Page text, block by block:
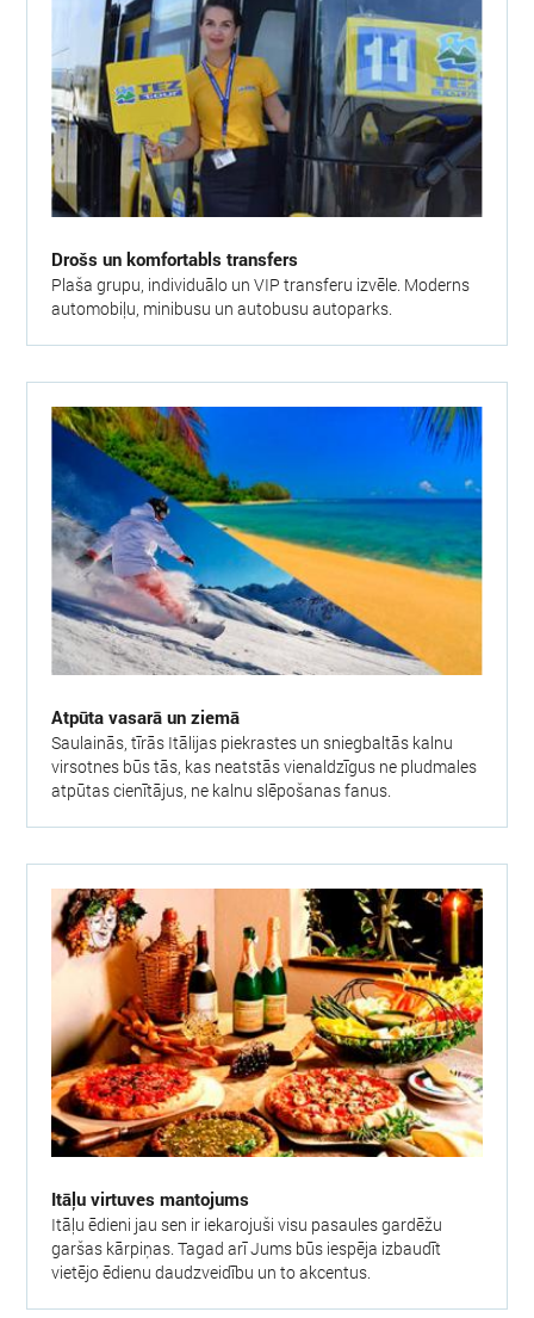
Drošs un komfortabls transfers
Plaša grupu, individuālo un VIP transferu izvēle. Moderns
automobiļu, minibusu un autobusu autoparks.
Atpūta vasarā un ziemā
Saulainās, tīrās Itālijas piekrastes un sniegbaltās kalnu
virsotnes būs tās, kas neatstās vienaldzīgus ne pludmales
atpūtas cienītājus, ne kalnu slēpošanas fanus.
Itāļu virtuves mantojums
Itāļu ēdieni jau sen ir iekarojuši visu pasaules gardēžu
garšas kārpiņas. Tagad arī Jums būs iespēja izbaudīt
vietējo ēdienu daudzveidību un to akcentus.